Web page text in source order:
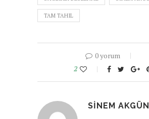
TAM TAHIL
0 yorum
2
SINEM AKGÜN